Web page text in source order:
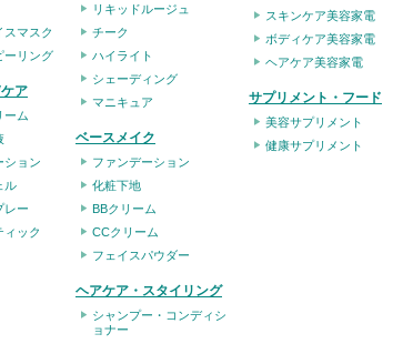
スマスク
ーリング
ア
ーム
ション
ル
レー
ィック
リキッドルージュ
チーク
ハイライト
シェーディング
マニキュア
ベースメイク
ファンデーション
化粧下地
BBクリーム
CCクリーム
フェイスパウダー
ヘアケア・スタイリング
シャンプー・コンディシ
ョナー
スキンケア美容家電
ボディケア美容家電
ヘアケア美容家電
サプリメント・フード
美容サプリメント
健康サプリメント